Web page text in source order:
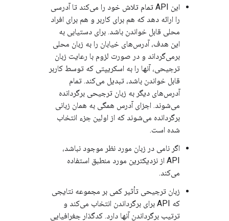
این API تمام تلاش خود را می‌کند تا آدرسی
را ارائه دهد که هم برای کاربر و هم برای افراد
محلی قابل خواندن باشد. برای دستیابی به
این هدف، آدرس‌های خیابان را به زبان محلی
برمی‌گرداند و در صورت لزوم با رعایت زبان
ترجیحی، آنها را به اسکریپتی که توسط کاربر
قابل خواندن باشد، تبدیل می‌کند. تمام
آدرس‌های دیگر به زبان ترجیحی برگردانده
می‌شوند. اجزای آدرس همگی به همان زبانی
برگردانده می‌شوند که از اولین جزء انتخاب
شده است.
اگر نامی در زبان مورد نظر موجود نباشد،
API از نزدیکترین مورد منطبق استفاده
می‌کند.
زبان ترجیحی تأثیر کمی بر مجموعه نتایجی
که API برای برگرداندن انتخاب می‌کند و
ترتیب برگرداندن آنها دارد. کدگذار جغرافیایی